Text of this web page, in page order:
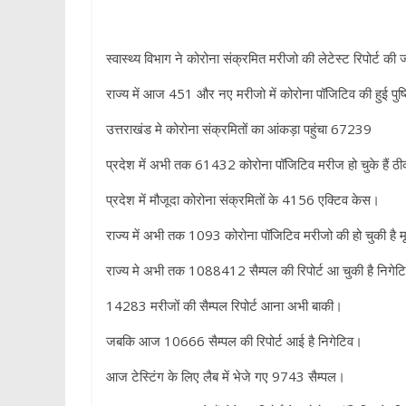
स्वास्थ्य विभाग ने कोरोना संक्रमित मरीजो की लेटेस्ट रिपोर्ट की
राज्य में आज 451 और नए मरीजो में कोरोना पॉजिटिव की हुई
उत्तराखंड मे कोरोना संक्रमितों का आंकड़ा पहुंचा 67239
प्रदेश में अभी तक 61432 कोरोना पॉजिटिव मरीज हो चुके हैं
प्रदेश में मौजूदा कोरोना संक्रमितों के 4156 एक्टिव केस।
राज्य में अभी तक 1093 कोरोना पॉजिटिव मरीजो की हो चुकी है
राज्य मे अभी तक 1088412 सैम्पल की रिपोर्ट आ चुकी है
14283 मरीजों की सैम्पल रिपोर्ट आना अभी बाकी।
जबकि आज 10666 सैम्पल की रिपोर्ट आई है निगेटिव।
आज टेस्टिंग के लिए लैब में भेजे गए 9743 सैम्पल।